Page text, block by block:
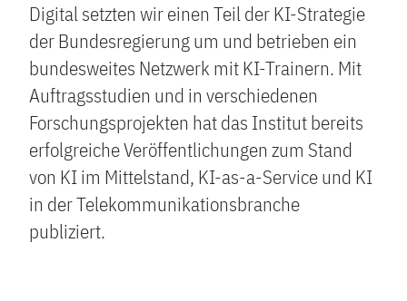
Digital setzten wir einen Teil der KI-Strategie
der Bundesregierung um und betrieben ein
bundesweites Netzwerk mit KI-Trainern. Mit
Auftragsstudien und in verschiedenen
Forschungsprojekten hat das Institut bereits
erfolgreiche Veröffentlichungen zum Stand
von KI im Mittelstand, KI-as-a-Service und KI
in der Telekommunikationsbranche
publiziert.